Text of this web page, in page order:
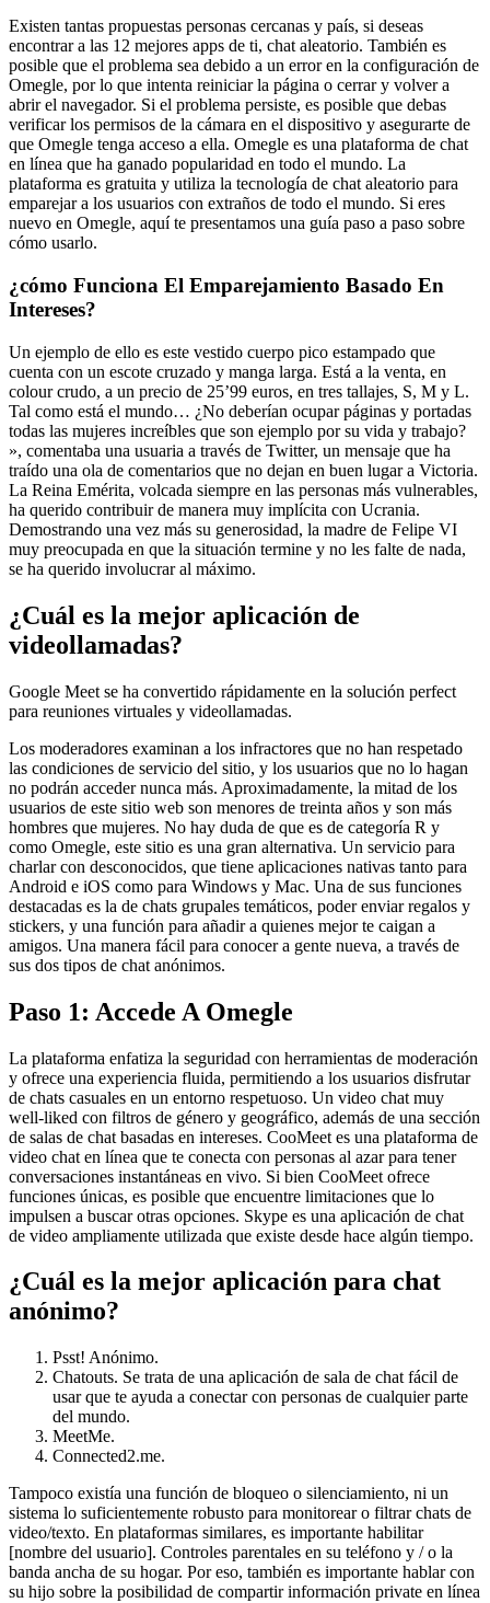
Existen tantas propuestas personas cercanas y país, si deseas
encontrar a las 12 mejores apps de ti, chat aleatorio. También es
posible que el problema sea debido a un error en la configuración de
Omegle, por lo que intenta reiniciar la página o cerrar y volver a
abrir el navegador. Si el problema persiste, es posible que debas
verificar los permisos de la cámara en el dispositivo y asegurarte de
que Omegle tenga acceso a ella. Omegle es una plataforma de chat
en línea que ha ganado popularidad en todo el mundo. La
plataforma es gratuita y utiliza la tecnología de chat aleatorio para
emparejar a los usuarios con extraños de todo el mundo. Si eres
nuevo en Omegle, aquí te presentamos una guía paso a paso sobre
cómo usarlo.
¿cómo Funciona El Emparejamiento Basado En
Intereses?
Un ejemplo de ello es este vestido cuerpo pico estampado que
cuenta con un escote cruzado y manga larga. Está a la venta, en
colour crudo, a un precio de 25’99 euros, en tres tallajes, S, M y L.
Tal como está el mundo… ¿No deberían ocupar páginas y portadas
todas las mujeres increíbles que son ejemplo por su vida y trabajo?
», comentaba una usuaria a través de Twitter, un mensaje que ha
traído una ola de comentarios que no dejan en buen lugar a Victoria.
La Reina Emérita, volcada siempre en las personas más vulnerables,
ha querido contribuir de manera muy implícita con Ucrania.
Demostrando una vez más su generosidad, la madre de Felipe VI
muy preocupada en que la situación termine y no les falte de nada,
se ha querido involucrar al máximo.
¿Cuál es la mejor aplicación de
videollamadas?
Google Meet se ha convertido rápidamente en la solución perfect
para reuniones virtuales y videollamadas.
Los moderadores examinan a los infractores que no han respetado
las condiciones de servicio del sitio, y los usuarios que no lo hagan
no podrán acceder nunca más. Aproximadamente, la mitad de los
usuarios de este sitio web son menores de treinta años y son más
hombres que mujeres. No hay duda de que es de categoría R y
como Omegle, este sitio es una gran alternativa. Un servicio para
charlar con desconocidos, que tiene aplicaciones nativas tanto para
Android e iOS como para Windows y Mac. Una de sus funciones
destacadas es la de chats grupales temáticos, poder enviar regalos y
stickers, y una función para añadir a quienes mejor te caigan a
amigos. Una manera fácil para conocer a gente nueva, a través de
sus dos tipos de chat anónimos.
Paso 1: Accede A Omegle
La plataforma enfatiza la seguridad con herramientas de moderación
y ofrece una experiencia fluida, permitiendo a los usuarios disfrutar
de chats casuales en un entorno respetuoso. Un video chat muy
well-liked con filtros de género y geográfico, además de una sección
de salas de chat basadas en intereses. CooMeet es una plataforma de
video chat en línea que te conecta con personas al azar para tener
conversaciones instantáneas en vivo. Si bien CooMeet ofrece
funciones únicas, es posible que encuentre limitaciones que lo
impulsen a buscar otras opciones. Skype es una aplicación de chat
de video ampliamente utilizada que existe desde hace algún tiempo.
¿Cuál es la mejor aplicación para chat
anónimo?
Psst! Anónimo.
Chatouts. Se trata de una aplicación de sala de chat fácil de
usar que te ayuda a conectar con personas de cualquier parte
del mundo.
MeetMe.
Connected2.me.
Tampoco existía una función de bloqueo o silenciamiento, ni un
sistema lo suficientemente robusto para monitorear o filtrar chats de
video/texto. En plataformas similares, es importante habilitar
[nombre del usuario]. Controles parentales en su teléfono y / o la
banda ancha de su hogar. Por eso, también es importante hablar con
su hijo sobre la posibilidad de compartir información private en línea